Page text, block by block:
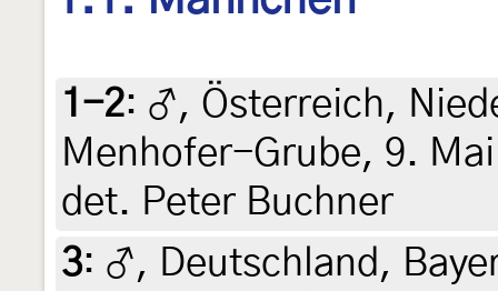
1-2: ♂, Österreich,
Menhofer-Grube, 9.
det. Peter Buchner
3: ♂, Deutschland,